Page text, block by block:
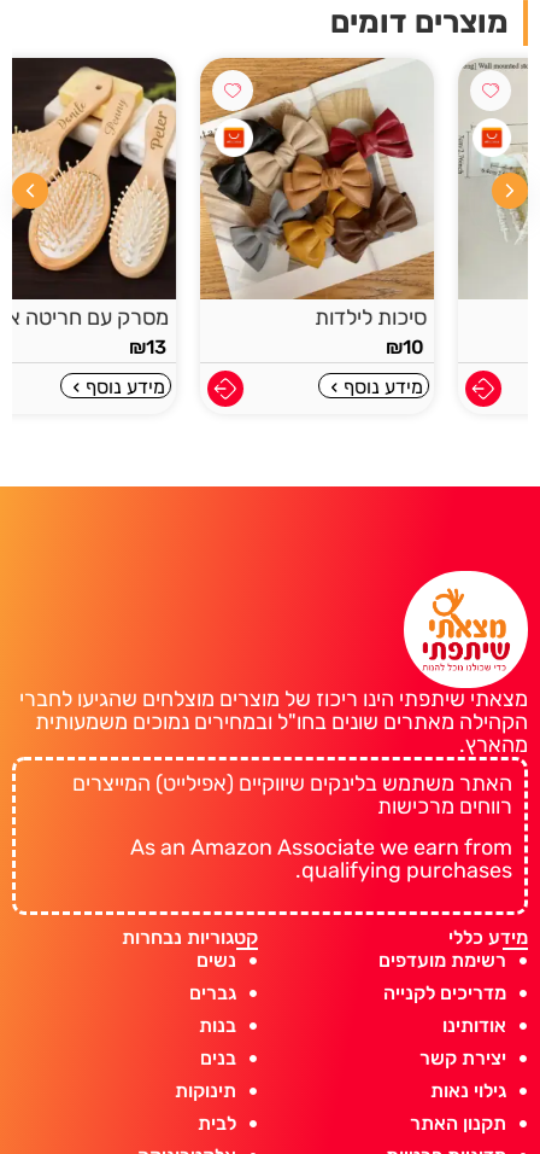
מוצרים דומים
סיכות לילדות
מידע נוסף
מסרק עם חריטה אישית
מידע נוסף
מצאתי שיתפתי הינו ריכוז של מוצרים מוצלחים שהגיעו לחברי
הקהילה מאתרים שונים בחו"ל ובמחירים נמוכים משמעותית
מהארץ.
האתר משתמש בלינקים שיווקיים (אפילייט) המייצרים
רווחים מרכישות
As an Amazon Associate we earn from
qualifying purchases.
מידע כללי
רשימת מועדפים
מדריכים לקנייה
אודותינו
יצירת קשר
גילוי נאות
תקנון האתר
קטגוריות נבחרות
נשים
גברים
בנות
בנים
תינוקות
לבית